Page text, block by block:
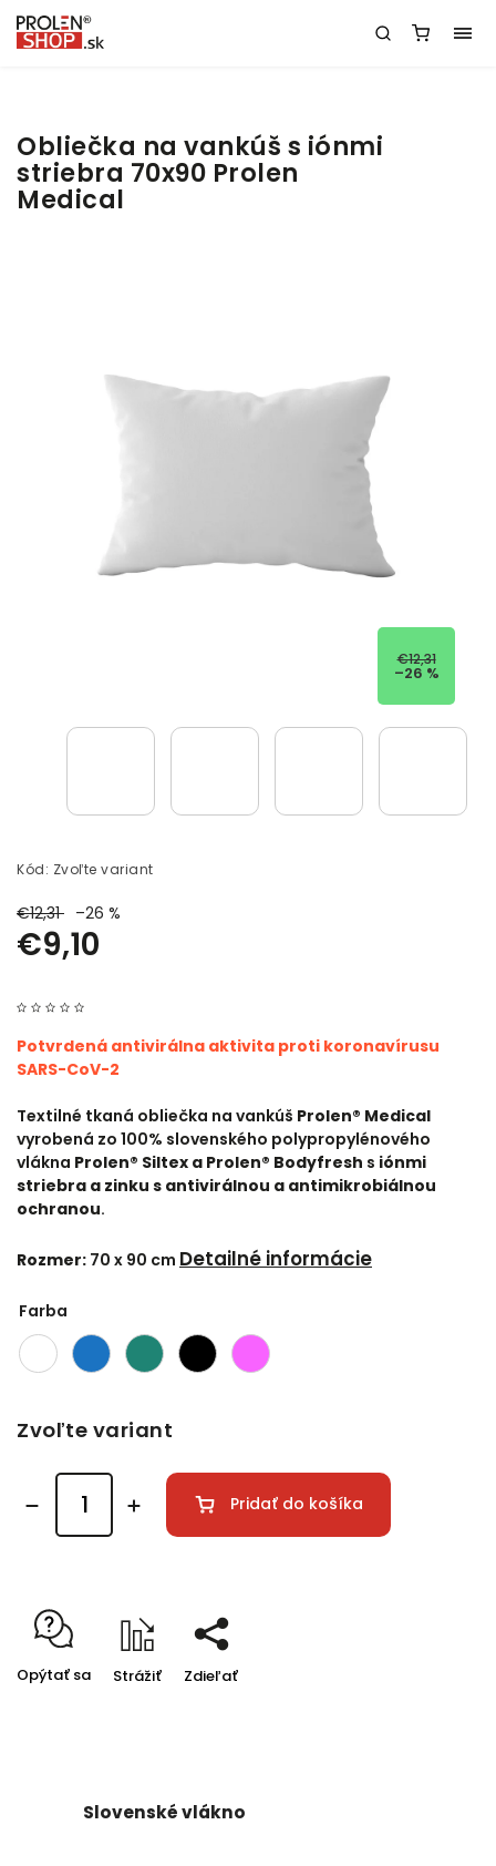
Obliečka na vankúš s iónmi
striebra 70x90 Prolen
Medical
€12,31
–26 %
Kód: Zvoľte variant
€12,31 –26 %
€9,10
Potvrdená antivirálna aktivita proti koronavírusu
SARS-CoV-2
Textilné tkaná obliečka na vankúš Prolen® Medical
vyrobená zo 100% slovenského polypropylénového
vlákna Prolen® Siltex a Prolen® Bodyfresh s iónmi
striebra a zinku s antivirálnou a antimikrobiálnou
ochranou.
Rozmer: 70 x 90 cm Detailné informácie
Farba
Zvoľte variant
Pridať do košíka
Opýtať sa Strážiť Zdieľať
Slovenské vlákno